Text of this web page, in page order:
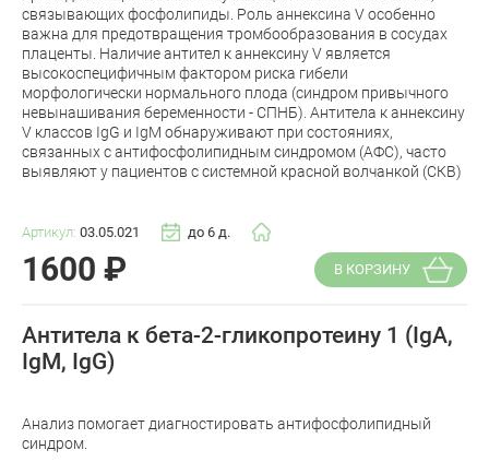
связывающих фосфолипиды. Роль аннексина V особенно
важна для предотвращения тромбообразования в сосудах
плаценты. Наличие антител к аннексину V является
высокоспецифичным фактором риска гибели
морфологически нормального плода (синдром привычного
невынашивания беременности - СПНБ). Антитела к аннексину
V классов IgG и IgM обнаруживают при состояниях,
связанных с антифосфолипидным синдромом (АФС), часто
выявляют у пациентов с системной красной волчанкой (СКВ)
Артикул: 03.05.021 до 6 д.
1600 ₽ В КОРЗИНУ
Антитела к бета-2-гликопротеину 1 (IgA,
IgM, IgG)
Анализ помогает диагностировать антифосфолипидный
синдром.